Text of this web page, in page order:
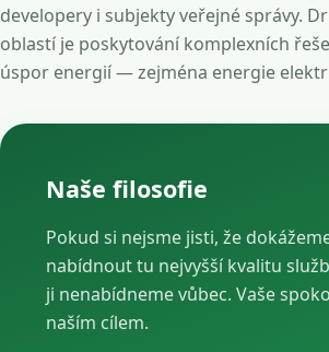
developery i subjekty veřejné správy.
oblastí je poskytování komplexních
úspor energií — zejména energie
Naše filosofie
Pokud si nejsme jisti, že
nabídnout tu nejvyšší kvalitu
ji nenabídneme vůbec. Vaše
naším cílem.